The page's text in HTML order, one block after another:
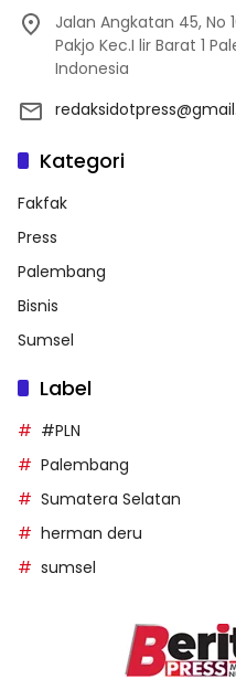
Jalan Angkatan 45, No
Pakjo Kec.I lir Barat 1
Indonesia
Kategori
Fakfak
Press
Palembang
Bisnis
Sumsel
Label
#PLN
Palembang
Sumatera Selatan
herman deru
sumsel